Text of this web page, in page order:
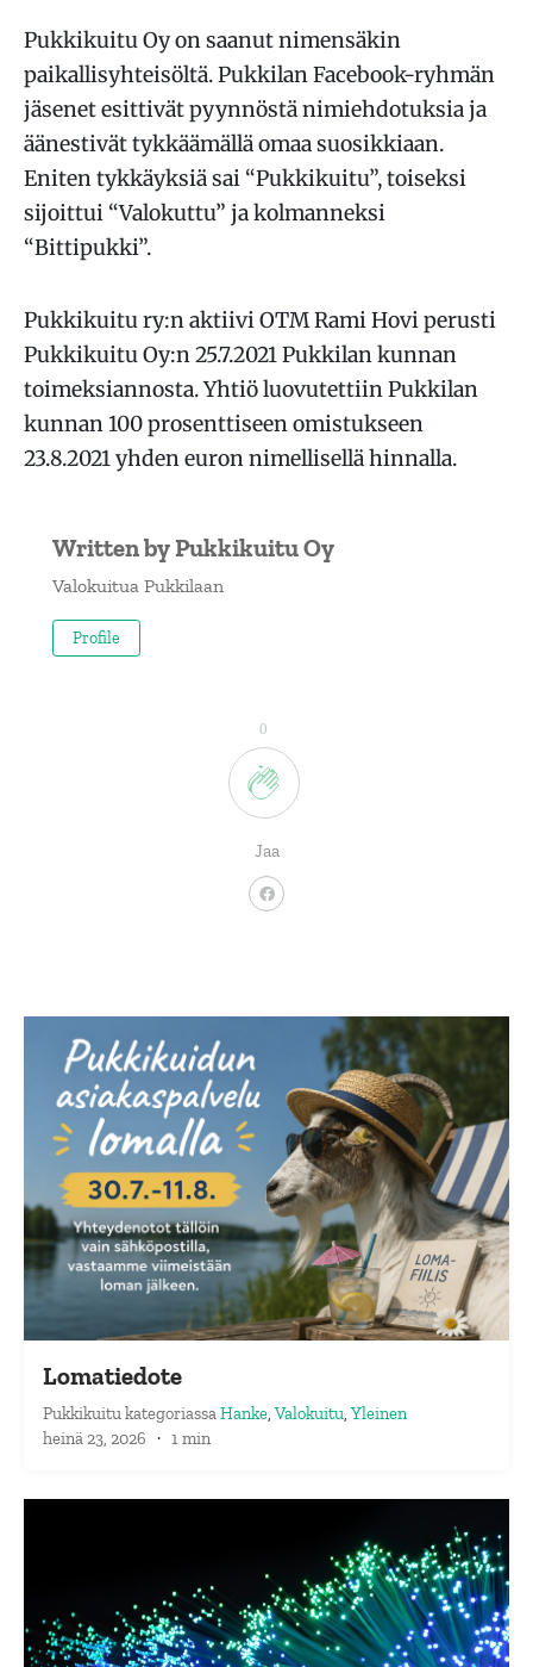
Pukkikuitu Oy on saanut nimensäkin
paikallisyhteisöltä. Pukkilan Facebook-ryhmän
jäsenet esittivät pyynnöstä nimiehdotuksia ja
äänestivät tykkäämällä omaa suosikkiaan.
Eniten tykkäyksiä sai “Pukkikuitu”, toiseksi
sijoittui “Valokuttu” ja kolmanneksi
“Bittipukki”.
Pukkikuitu ry:n aktiivi OTM Rami Hovi perusti
Pukkikuitu Oy:n 25.7.2021 Pukkilan kunnan
toimeksiannosta. Yhtiö luovutettiin Pukkilan
kunnan 100 prosenttiseen omistukseen
23.8.2021 yhden euron nimellisellä hinnalla.
Written byPukkikuitu Oy
Valokuitua Pukkilaan
Profile
0
Jaa
Lomatiedote
PukkikuitukategoriassaHanke, Valokuitu, Yleinen
heinä 23, 2026 · 1 min